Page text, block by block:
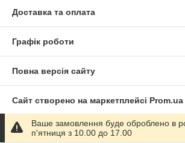
Доставка та оплата
Графік роботи
Повна версія сайту
Сайт створено на маркетплейсі Prom.ua
Політика конфіденційності
Ваше замовлення буде оброблено в
п'ятниця з 10.00 до 17.00